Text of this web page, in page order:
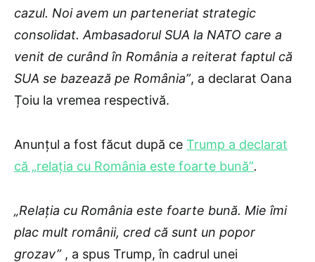
cazul. Noi avem un parteneriat strategic
consolidat. Ambasadorul SUA la NATO care a
venit de curând în România a reiterat faptul că
SUA se bazează pe România”, a declarat Oana
Țoiu la vremea respectivă.
Anunțul a fost făcut după ce Trump a declarat
că „relaţia cu România este foarte bună”.
„Relaţia cu România este foarte bună. Mie îmi
plac mult românii, cred că sunt un popor
grozav”, a spus Trump, în cadrul unei